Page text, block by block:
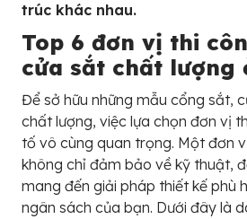
trúc khác nhau.
Top 6 đơn vị thi
cửa sắt chất lượng
Để sở hữu những mẫu cổng sắt,
chất lượng, việc lựa chọn đơn vị
tố vô cùng quan trọng. Một đơn
không chỉ đảm bảo về kỹ thuật,
mang đến giải pháp thiết kế phù
ngân sách của bạn. Dưới đây là